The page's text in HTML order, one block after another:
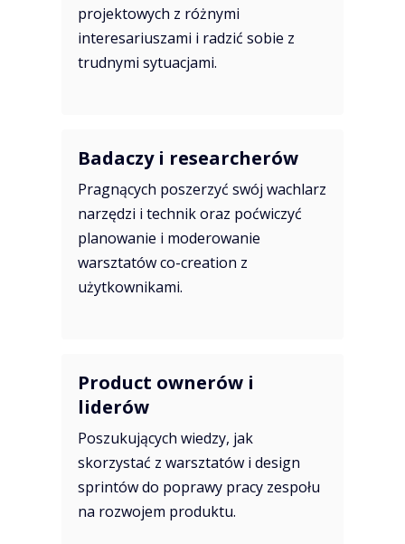
projektowych z różnymi
interesariuszami i radzić sobie z
trudnymi sytuacjami.
Badaczy i researcherów
Pragnących poszerzyć swój wachlarz
narzędzi i technik oraz poćwiczyć
planowanie i moderowanie
warsztatów co-creation z
użytkownikami.
Product ownerów i
liderów
Poszukujących wiedzy, jak
skorzystać z warsztatów i design
sprintów do poprawy pracy zespołu
na rozwojem produktu.